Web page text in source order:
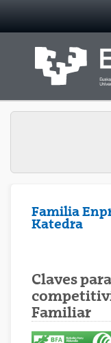
Familia
Katedra
Claves
Familiar